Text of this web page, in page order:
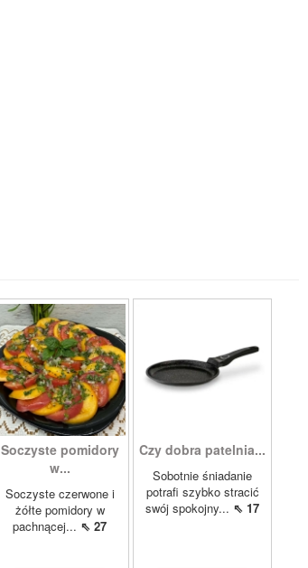
Soczyste pomidory
w...
Soczyste czerwone i
żółte pomidory w
pachnącej... ⇖ 27
Czy dobra patelnia...
Sobotnie śniadanie
potrafi szybko stracić
swój spokojny... ⇖ 17